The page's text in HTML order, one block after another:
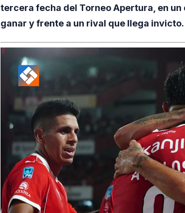
tercera fecha del Torneo Apertura, en un
ganar y frente a un rival que llega invicto.